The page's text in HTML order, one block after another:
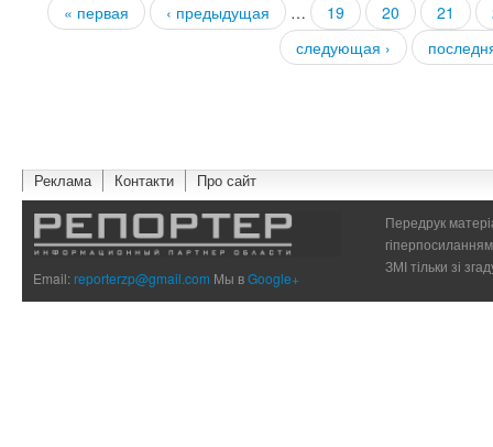
Страницы
« первая ‹ предыдущая … 19 20 21
следующая ›
Реклама Контакти Про сайт
Email:reporterzp@gmail.com Мы вGoogle+
Передрук
ЗМІ тільки зі